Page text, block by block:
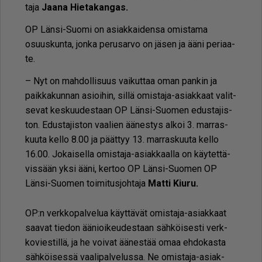
ta­ja Jaa­na Hie­ta­kan­gas.
OP Län­si-Suo­mi on asi­ak­kai­den­sa omis­ta­ma
osuus­kun­ta, jon­ka pe­ru­sar­vo on jä­sen ja ää­ni pe­ri­aa­
te.
– Nyt on mah­dol­li­suus vai­kut­taa oman pan­kin ja
paik­ka­kun­nan asi­oi­hin, sil­lä omis­ta­ja-asi­ak­kaat va­lit­
se­vat kes­kuu­des­taan OP Län­si-Suo­men edus­ta­jis­
ton. Edus­ta­jis­ton vaa­lien ää­nes­tys al­koi 3. mar­ras­
kuu­ta kel­lo 8.00 ja päät­tyy 13. mar­ras­kuu­ta kel­lo
16.00. Jo­kai­sel­la omis­ta­ja-asi­ak­kaal­la on käy­tet­tä­
vis­sään yk­si ää­ni, ker­too OP Län­si-Suo­men OP
Län­si-Suo­men toi­mi­tus­joh­ta­ja Mat­ti Kiu­ru.
OP:n verk­ko­pal­ve­lua käyt­tä­vät omis­ta­ja-asi­ak­kaat
saa­vat tie­don ää­ni­oi­keu­des­taan säh­köi­ses­ti verk­
ko­vies­til­lä, ja he voi­vat ää­nes­tää omaa eh­do­kas­ta
säh­köi­ses­sä vaa­li­pal­ve­lus­sa. Ne omis­ta­ja-asi­ak­